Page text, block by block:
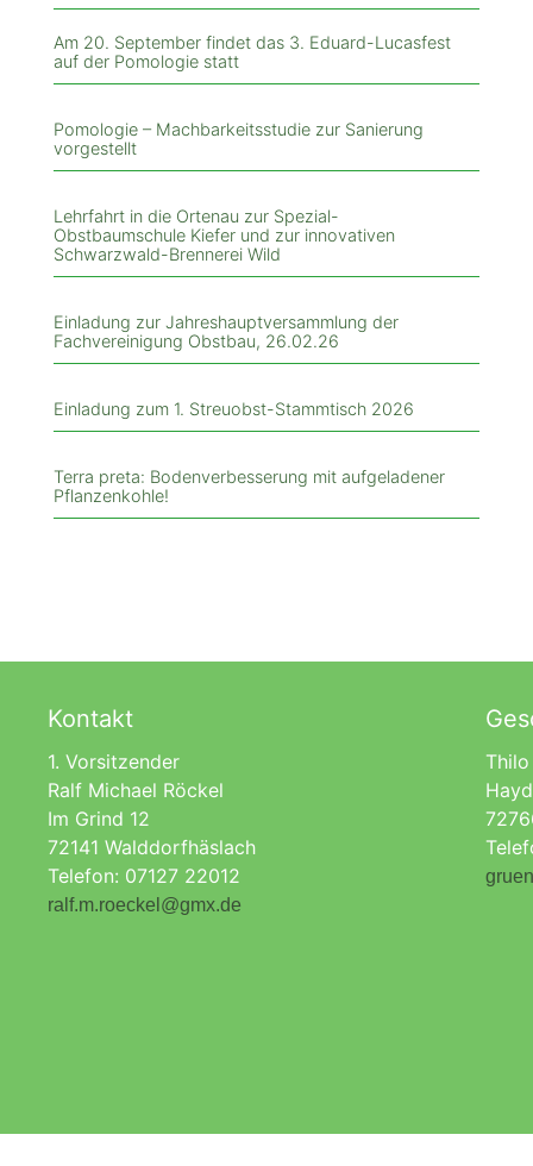
Am 20. September findet das 3. Eduard-Lucasfest
auf der Pomologie statt
Pomologie – Machbarkeitsstudie zur Sanierung
vorgestellt
Lehrfahrt in die Ortenau zur Spezial-
Obstbaumschule Kiefer und zur innovativen
Schwarzwald-Brennerei Wild
Einladung zur Jahreshauptversammlung der
Fachvereinigung Obstbau, 26.02.26
Einladung zum 1. Streuobst-Stammtisch 2026
Terra preta: Bodenverbesserung mit aufgeladener
Pflanzenkohle!
Kontakt
1. Vorsitzender
Ralf Michael Röckel
Im Grind 12
72141 Walddorfhäslach
Telefon: 07127 22012
ralf.m.roeckel@gmx.de